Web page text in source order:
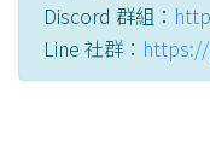
Discord 群組：
Line 社群：